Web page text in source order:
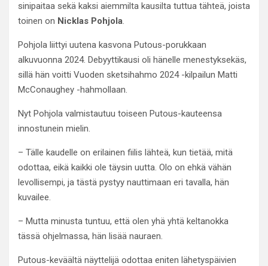
sinipaitaa sekä kaksi aiemmilta kausilta tuttua tähteä, joista
toinen on Nicklas Pohjola.
Pohjola liittyi uutena kasvona Putous-porukkaan
alkuvuonna 2024. Debyyttikausi oli hänelle menestyksekäs,
sillä hän voitti Vuoden sketsihahmo 2024 -kilpailun Matti
McConaughey -hahmollaan.
Nyt Pohjola valmistautuu toiseen Putous-kauteensa
innostunein mielin.
– Tälle kaudelle on erilainen fiilis lähteä, kun tietää, mitä
odottaa, eikä kaikki ole täysin uutta. Olo on ehkä vähän
levollisempi, ja tästä pystyy nauttimaan eri tavalla, hän
kuvailee.
– Mutta minusta tuntuu, että olen yhä yhtä keltanokka
tässä ohjelmassa, hän lisää nauraen.
Putous-keväältä näyttelijä odottaa eniten lähetyspäivien